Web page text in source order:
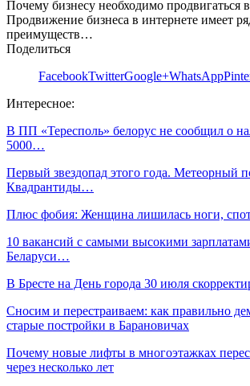
Почему бизнесу необходимо продвигаться
Продвижение бизнеса в интернете имеет
преимуществ…
Поделиться
FacebookTwitterGoogle+WhatsApp
Интересное:
В ПП «Тересполь» белорус не сообщил о
5000…
Первый звездопад этого года. Метеорный
Квадрантиды…
Плюс фобия: Женщина лишилась ноги,
10 вакансий с самыми высокими
Беларуси…
В Бресте на День города 30 июля
Сносим и перестраиваем: как правильно
старые постройки в Барановичах
Почему новые лифты в многоэтажках
через несколько лет